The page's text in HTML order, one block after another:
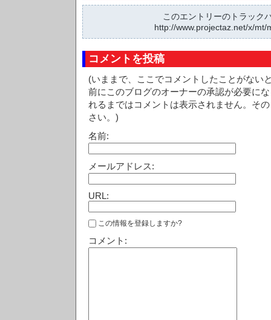
このエントリーのトラック
http://www.projectaz.net/x/mt/
コメントを投稿
(いままで、ここでコメントしたことがない
前にこのブログのオーナーの承認が必要に
れるまではコメントは表示されません。そ
さい。)
名前:
メールアドレス:
URL:
この情報を登録しますか?
コメント: